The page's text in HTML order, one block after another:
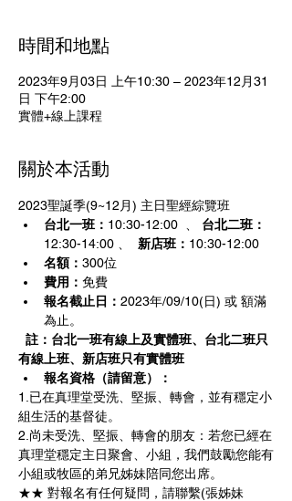
時間和地點
2023年9月03日 上午10:30 – 2023年12月31
日 下午2:00
實體+線上課程
關於本活動
2023聖誕季(9~12月) 主日聖經綜覽班
台北一班： 10:30-12:00  、 台北二班：
12:30-14:00 、
新店班： 10:30-12:00
名額： 300位
費用： 免費
報名截止日： 2023年/09/10(日) 或 額滿
為止。
註：台北一班有線上及實體班、台北二班只
有線上班、新店班只有實體班
報名資格（請留意）：
1.已在真理堂受洗、堅振、轉會，並有穩定小
組生活的基督徒。
2.尚未受洗、堅振、轉會的朋友：若您已經在
真理堂穩定主日聚會、小組，我們鼓勵您能有
小組或牧區的弟兄姊妹陪同您出席。
★★ 對報名有任何疑問，請聯繫(張姊妹